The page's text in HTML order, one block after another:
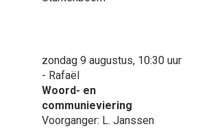
zondag 9 augustus, 10:30 uur
- Rafaël
Woord- en
communieviering
Voorganger: L. Janssen